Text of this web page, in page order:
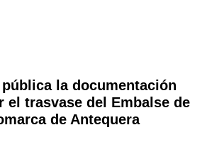
la documentación
el trasvase del Embalse de
de Antequera